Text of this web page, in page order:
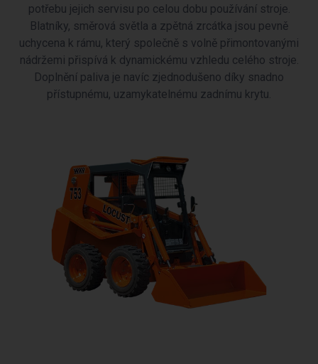
potřebu jejich servisu po celou dobu používání stroje.
Blatníky, směrová světla a zpětná zrcátka jsou pevně
uchycena k rámu, který společně s volně přimontovanými
nádržemi přispívá k dynamickému vzhledu celého stroje.
Doplnění paliva je navíc zjednodušeno díky snadno
přístupnému, uzamykatelnému zadnímu krytu.